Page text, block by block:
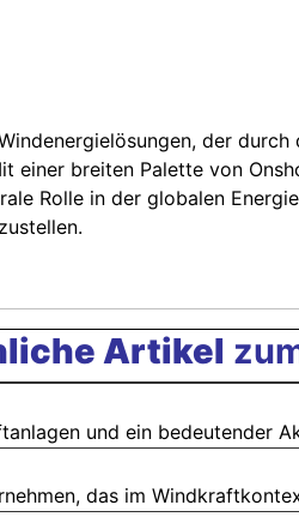
der
einer breiten Palette von
Rolle in der globalen
Artikel
und ein bedeutender
das im